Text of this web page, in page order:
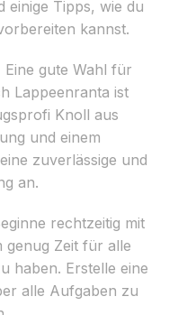
einige Tipps, wie du
kannst.
Eine gute Wahl für
Lappeenranta ist
Knoll aus
und einem
zuverlässige und
an.
rechtzeitig mit
genug Zeit für alle
haben. Erstelle eine
alle Aufgaben zu